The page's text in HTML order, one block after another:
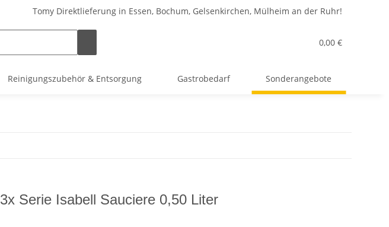
Tomy Direktlieferung in Essen, Bochum, Gelsenkirchen, Mülheim an der Ruhr!
0,00 €
Reinigungszubehör & Entsorgung Gastrobedarf Sonderangebote
3x Serie Isabell Sauciere 0,50 Liter